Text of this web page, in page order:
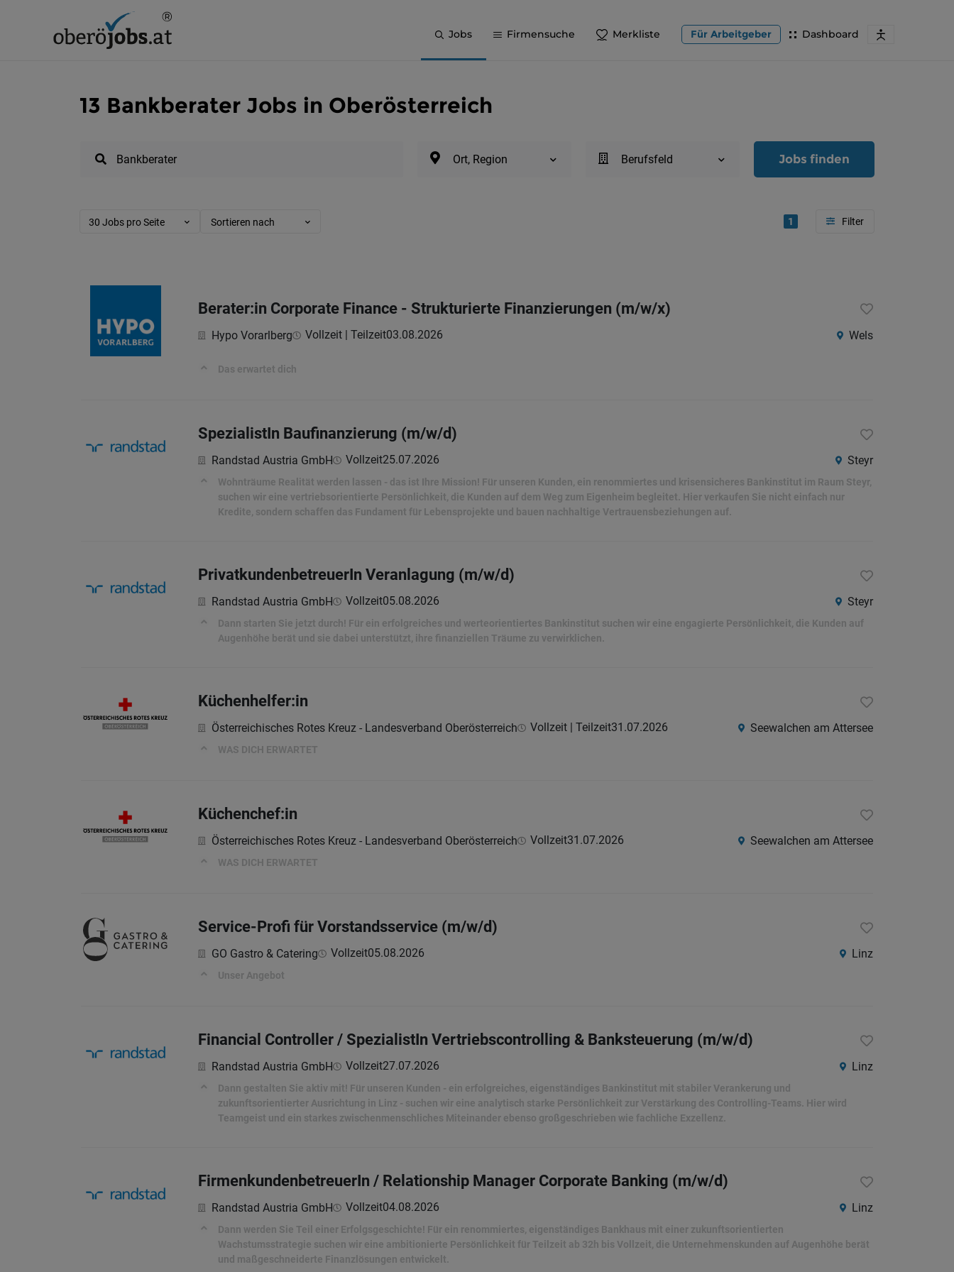
Jobs Firmensuche Merkliste Dashboard
Für Arbeitgeber
13 Bankberater Jobs in Oberösterreich
Ort, Region Berufsfeld Jobs finden
30 Jobs pro Seite Sortieren nach 1
Berater:in Corporate Finance - Strukturierte Finanzierungen (m/w/x)
Hypo Vorarlberg Vollzeit | Teilzeit03.08.2026 Wels
Das erwartet dich
SpezialistIn Baufinanzierung (m/w/d)
Randstad Austria GmbH Vollzeit25.07.2026 Steyr
Wohnträume Realität werden lassen - das ist Ihre Mission! Für unseren Kunden, ein renommiertes und krisensicheres Bankinstitut im Raum Steyr,
suchen wir eine vertriebsorientierte Persönlichkeit, die Kunden auf dem Weg zum Eigenheim begleitet. Hier verkaufen Sie nicht einfach nur
Kredite, sondern schaffen das Fundament für Lebensprojekte und bauen nachhaltige Vertrauensbeziehungen auf.
PrivatkundenbetreuerIn Veranlagung (m/w/d)
Randstad Austria GmbH Vollzeit05.08.2026 Steyr
Dann starten Sie jetzt durch! Für ein erfolgreiches und werteorientiertes Bankinstitut suchen wir eine engagierte Persönlichkeit, die Kunden auf
Augenhöhe berät und sie dabei unterstützt, ihre finanziellen Träume zu verwirklichen.
Küchenhelfer:in
Österreichisches Rotes Kreuz - Landesverband Oberösterreich Vollzeit | Teilzeit31.07.2026 Seewalchen am Attersee
WAS DICH ERWARTET
Küchenchef:in
Österreichisches Rotes Kreuz - Landesverband Oberösterreich Vollzeit31.07.2026 Seewalchen am Attersee
WAS DICH ERWARTET
Service-Profi für Vorstandsservice (m/w/d)
GO Gastro & Catering Vollzeit05.08.2026 Linz
Unser Angebot
Financial Controller / SpezialistIn Vertriebscontrolling & Banksteuerung (m/w/d)
Randstad Austria GmbH Vollzeit27.07.2026 Linz
Dann gestalten Sie aktiv mit! Für unseren Kunden - ein erfolgreiches, eigenständiges Bankinstitut mit stabiler Verankerung und
zukunftsorientierter Ausrichtung in Linz - suchen wir eine analytisch starke Persönlichkeit zur Verstärkung des Controlling-Teams. Hier wird
Teamgeist und ein starkes zwischenmenschliches Miteinander ebenso großgeschrieben wie fachliche Exzellenz.
FirmenkundenbetreuerIn / Relationship Manager Corporate Banking (m/w/d)
Randstad Austria GmbH Vollzeit04.08.2026 Linz
Dann werden Sie Teil einer Erfolgsgeschichte! Für ein renommiertes, eigenständiges Bankhaus mit einer zukunftsorientierten
Wachstumsstrategie suchen wir eine ambitionierte Persönlichkeit für Teilzeit ab 32h bis Vollzeit, die Unternehmenskunden auf Augenhöhe berät
und maßgeschneiderte Finanzlösungen entwickelt.